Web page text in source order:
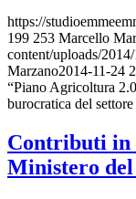
https://
199 253 Marcello
content/uploads/
Marzano2014-11-24
“Piano Agricoltura
burocratica del settore
Contributi in
Ministero